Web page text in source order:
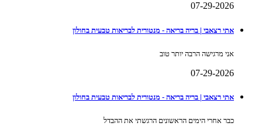
07-29-2026
אתי רצאבי | בריה בריאה - מנטורית לבריאות טבעית בחולון
אני מרגישה הרבה יותר טוב
07-29-2026
אתי רצאבי | בריה בריאה - מנטורית לבריאות טבעית בחולון
כבר אחרי הימים הראשונים הרגשתי את ההבדל